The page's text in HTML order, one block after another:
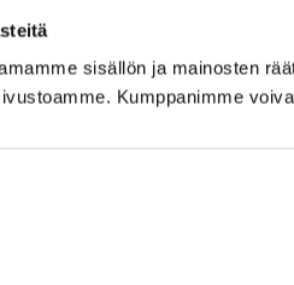
sisällön ja mainosten
Kumppanimme